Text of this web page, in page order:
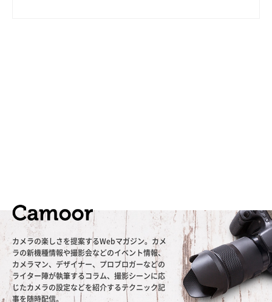
カメラの楽しさを提案するWebマガジン。カメ
ラの新機種情報や撮影会などのイベント情報、
カメラマン、デザイナー、プロブロガーなどの
ライター陣が執筆するコラム、撮影シーンに応
じたカメラの設定などを紹介するテクニック記
事を随時配信。